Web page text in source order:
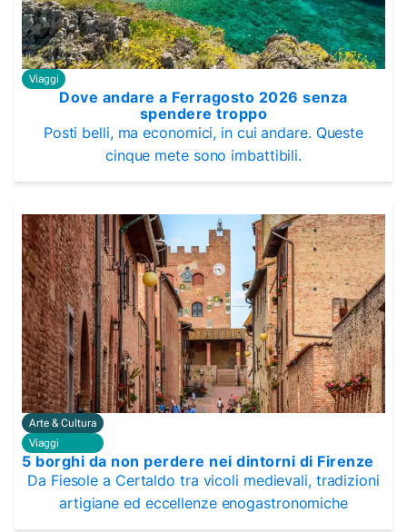
Viaggi
Dove andare a Ferragosto 2026 senza
spendere troppo
Posti belli, ma economici, in cui andare. Queste
cinque mete sono imbattibili.
Arte & Cultura
Viaggi
5 borghi da non perdere nei dintorni di Firenze
Da Fiesole a Certaldo tra vicoli medievali, tradizioni
artigiane ed eccellenze enogastronomiche